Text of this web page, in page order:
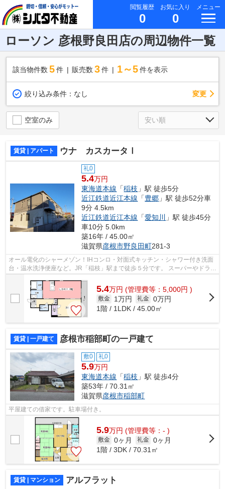
閲覧履歴
0
お気に入り
0
メニュー
ローソン 彦根野良田店の周辺物件一覧
該当物件数 5件 販売数 3 件 1～5 件を表示
絞り込み条件： なし 変更
空室のみ
賃貸 | アパート ウナ カスカータⅠ
礼0
5.4万円
東海道本線 「稲枝 」駅 徒歩5分
近江鉄道近江本線 「豊郷 」駅 徒歩52分車
9分 4.5km
近江鉄道近江本線 「愛知川
」駅 徒歩45分
車10分 5.0km
築16年 / 45.00㎡
滋賀県彦根市野良田町281-3
オール電化のシャーメゾン！IHコンロ・対面式キッチン・シャワー付き洗面
台・温水洗浄便座など。JR「稲枝」駅まで徒歩５分です。 スーパーやドラッ
5.4万円 (管理費等：5,000円 )
敷金 1万円 礼金 0万円
1階 / 1LDK / 45.00㎡
賃貸 | 一戸建て 彦根市稲部町の一戸建て
敷0 礼0
5.9万円
東海道本線 「稲枝 」駅 徒歩4分
築53年 / 70.31㎡
滋賀県彦根市稲部町
平屋建ての借家です。駐車場付き。
5.9万円 (管理費等：- )
敷金 0ヶ月 礼金 0ヶ月
1階 / 3DK / 70.31㎡
賃貸 | マンション アルフラット